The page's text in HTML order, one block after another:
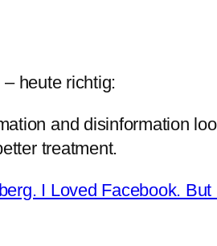
heute richtig:
and disinformation
treatment.
I Loved Facebook.